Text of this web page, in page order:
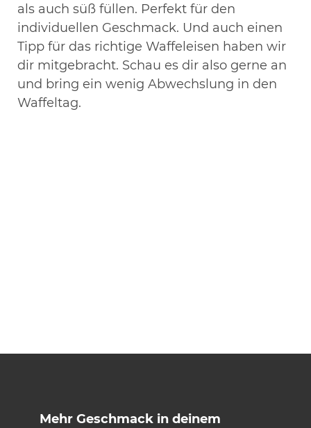
als auch süß füllen. Perfekt für den
individuellen Geschmack. Und auch einen
Tipp für das richtige Waffeleisen haben wir
dir mitgebracht. Schau es dir also gerne an
und bring ein wenig Abwechslung in den
Waffeltag.
Mehr Geschmack in deinem